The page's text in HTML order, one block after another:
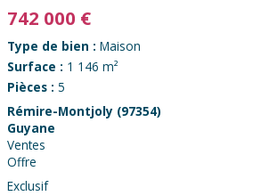
742 000 €
Type de bien : Maison
Surface : 1 146 m²
Pièces : 5
Rémire-Montjoly (97354)
Guyane
Ventes
Offre
Exclusif